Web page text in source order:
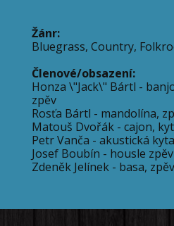
Žánr:
Bluegrass, Country,
Členové/obsazení:
Honza \"Jack\" Bártl -
zpěv
Rosťa Bártl - mandolína,
Matouš Dvořák - cajon,
Petr Vanča - akustická
Josef Boubín - housle zpěv
Zdeněk Jelínek - basa,